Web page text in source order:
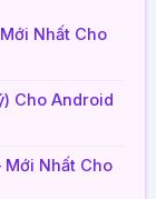
Nhất Cho
Cho Android
Mới Nhất Cho